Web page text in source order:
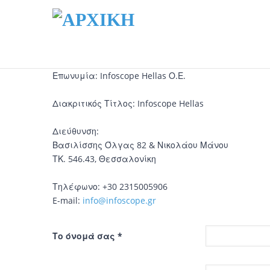
Επωνυμία: Infoscope Hellas Ο.Ε.
Διακριτικός Τίτλος: Infoscope Hellas
Διεύθυνση:
Βασιλίσσης Όλγας 82 & Νικολάου Μάνου
ΤΚ. 546.43, Θεσσαλονίκη
Τηλέφωνο: +30 2315005906
E-mail: info@infoscope.gr
Το όνομά σας *